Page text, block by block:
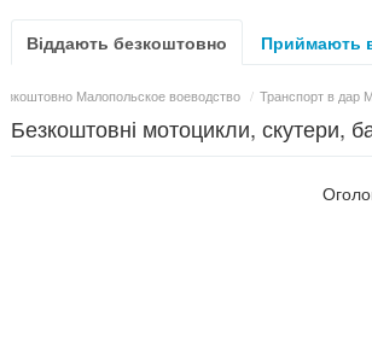
Віддають безкоштовно Приймають
Безкоштовно Малопольское воеводство / Транспорт в дар
Безкоштовні мотоцикли, скутери,